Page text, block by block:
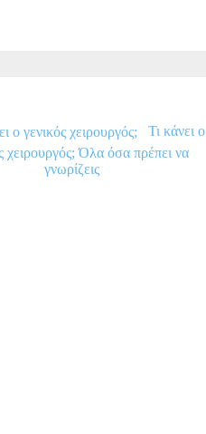
Τι κάνει ο
χειρουργός; Όλα όσα πρέπει να
γνωρίζεις